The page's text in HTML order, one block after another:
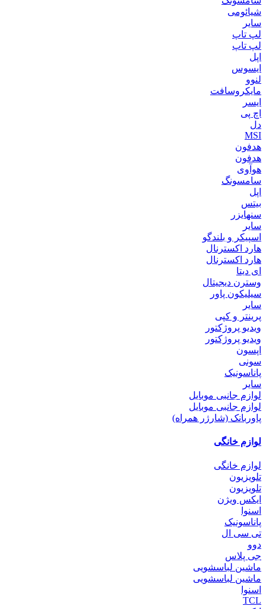
شیائومی
سایر
لپ تاپ
لپ تاپ
اپل
ایسوس
لنوو
مایکروسافت
ایسر
اچ پی
دل
MSI
هدفون
هدفون
هوآوی
سامسونگ
اپل
بیتس
سنهایزر
سایر
اسپیکر و بلندگو
هارد اکسترنال
هارد اکسترنال
ای دیتا
وسترن دیجیتال
سیلیکون پاور
سایر
پرینتر و کپی
ویدیو پروژکتور
ویدیو پروژکتور
اپسون
سونی
پاناسونیک
سایر
لوازم جانبی موبایل
لوازم جانبی موبایل
پاوربانک (شارژر همراه)
لوازم خانگی
لوازم خانگی
تلویزیون
تلویزیون
ایکس ویژن
اسنوا
پاناسونیک
تی سی ال
دوو
جی پلاس
ماشین لباسشویی
ماشین لباسشویی
اسنوا
TCL